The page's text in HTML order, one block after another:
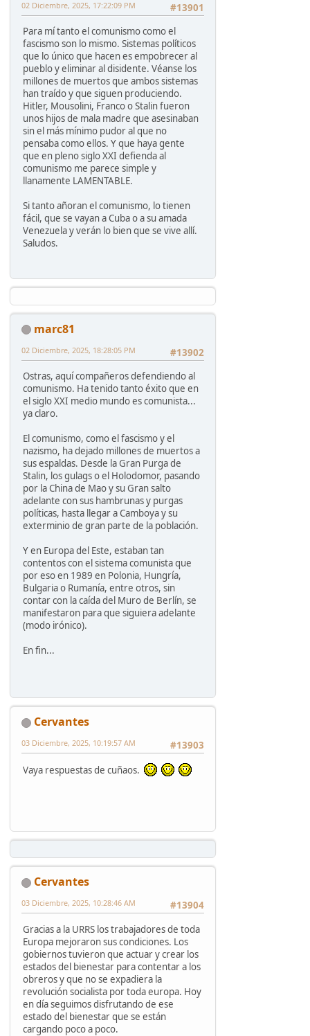
#13901
02 Diciembre, 2025, 17:22:09 PM
Para mí tanto el comunismo como el
fascismo son lo mismo. Sistemas políticos
que lo único que hacen es empobrecer al
pueblo y eliminar al disidente. Véanse los
millones de muertos que ambos sistemas
han traído y que siguen produciendo.
Hitler, Mousolini, Franco o Stalin fueron
unos hijos de mala madre que asesinaban
sin el más mínimo pudor al que no
pensaba como ellos. Y que haya gente
que en pleno siglo XXI defienda al
comunismo me parece simple y
llanamente LAMENTABLE.
Si tanto añoran el comunismo, lo tienen
fácil, que se vayan a Cuba o a su amada
Venezuela y verán lo bien que se vive allí.
Saludos.
marc81
#13902
02 Diciembre, 2025, 18:28:05 PM
Ostras, aquí compañeros defendiendo al
comunismo. Ha tenido tanto éxito que en
el siglo XXI medio mundo es comunista...
ya claro.
El comunismo, como el fascismo y el
nazismo, ha dejado millones de muertos a
sus espaldas. Desde la Gran Purga de
Stalin, los gulags o el Holodomor, pasando
por la China de Mao y su Gran salto
adelante con sus hambrunas y purgas
políticas, hasta llegar a Camboya y su
exterminio de gran parte de la población.
Y en Europa del Este, estaban tan
contentos con el sistema comunista que
por eso en 1989 en Polonia, Hungría,
Bulgaria o Rumanía, entre otros, sin
contar con la caída del Muro de Berlín, se
manifestaron para que siguiera adelante
(modo irónico).
En fin...
Cervantes
#13903
03 Diciembre, 2025, 10:19:57 AM
Vaya respuestas de cuñaos.
Cervantes
#13904
03 Diciembre, 2025, 10:28:46 AM
Gracias a la URRS los trabajadores de toda
Europa mejoraron sus condiciones. Los
gobiernos tuvieron que actuar y crear los
estados del bienestar para contentar a los
obreros y que no se expadiera la
revolución socialista por toda europa. Hoy
en día seguimos disfrutando de ese
estado del bienestar que se están
cargando poco a poco.